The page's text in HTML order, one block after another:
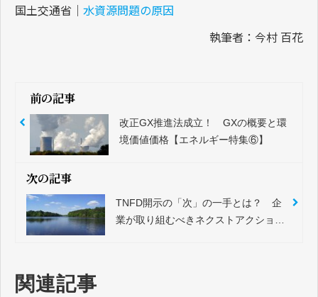
国土交通省｜ 水資源問題の原因
執筆者：今村 百花
前の記事
改正GX推進法成立！ GXの概要と環
境価値価格【エネルギー特集⑥】
次の記事
TNFD開示の「次」の一手とは？ 企
業が取り組むべきネクストアクション
関連記事